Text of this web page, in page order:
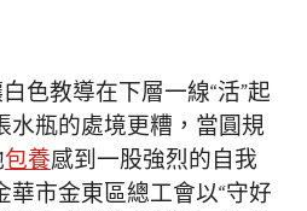
色教導在下層一線“活”起
水瓶的處境更糟，當圓規
包養感到一股強烈的自我
華市金東區總工會以“守好